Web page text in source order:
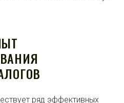
ряд эффективных